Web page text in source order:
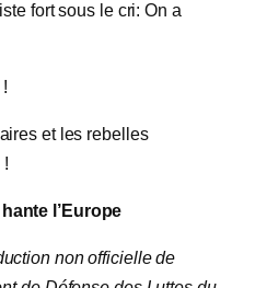
fort sous le cri: On a
et les rebelles
!
l’Europe
non officielle de